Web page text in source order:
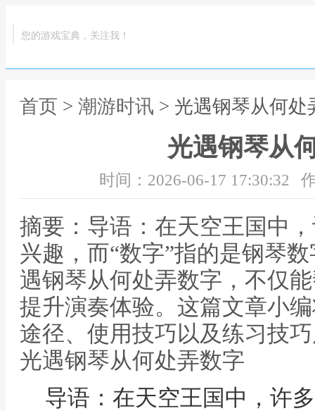
您的游戏宝典，关注我！
首页 > 潮游时讯 > 光遇钢琴从何处
光遇钢琴从
时间：2026-06-17 17:30:32
摘要：导语：在天空王国中
兴趣，而“数字”指的是钢琴
遇钢琴从何处弄数字，不仅
提升演奏体验。这篇文章小
途径、使用技巧以及练习技
光遇钢琴从何处弄数字
导语：在天空王国中，许